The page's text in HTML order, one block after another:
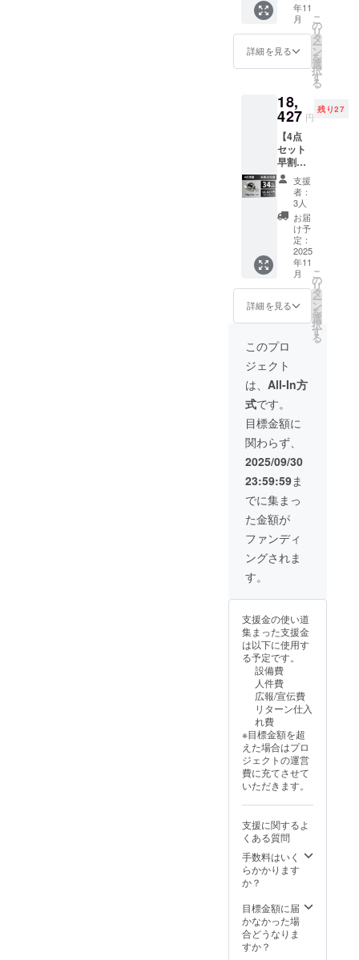
です。
※デザイ
ン・仕
様は変
ざいま
す。ご
了承く
ださ
い。 ※
ご注文
状況、
使用部
材の供
給状
況、製
造工程
上の都
合等に
より出
が遅れ
る場合
ます。
クの3色
からお
選びい
ただけ
※ 送料
は全国
一律無
料 ※ 割
引率は
一般販
売予定
価格に
送料を
含む合
計金額
に対す
るもの
です。
※デザイ
ン・仕
様は変
性もご
す。ご
了承く
い。 ※
ご注文
状況、
使用部
材の供
況、製
造工程
上の都
合等に
より出
荷時期
が遅れ
ます。
内容】
・多機
能スタ
ンド
「MagP
osi」本
メタル
リング
×2 ・メ
タルス
テッ
カー×2
・カラ
ビナ×2
※カラー
は、ホ
ワイ
ト・グ
レー・
ブラッ
クの3色
からお
選びい
※ 消費
税込み
※ 送料
は全国
一律無
料 ※ 割
引率は
一般販
売予定
価格に
送料を
含む合
計金額
に対す
るもの
です。
※デザイ
ン・仕
る可能
性もご
ざいま
す。ご
了承く
ださ
い。 ※
ご注文
状況、
使用部
材の供
給状
況、製
造工程
上の都
合等に
より出
が遅れ
る場合
があり
ます。
年11
月
詳細を見る
こ
の
リ
タ
ー
ン
を
選
択
す
る
18,
427 円
残り27
【4点
セット
早割】
多機能
スタン
「MagP
osi」×4
セット
【リ
ターン
内容】
・多機
能スタ
ンド
「MagP
osi」本
体×4 ・
メタル
リング
×4 ・メ
タルス
テッ
カー×4
・カラ
ビナ×4
※カラー
は、ホ
ワイ
ト・グ
レー・
ブラッ
クの3色
からお
ます。
税込み
※ 送料
は全国
一律無
料 ※ 割
引率は
一般販
売予定
送料を
含む合
計金額
に対す
るもの
です。
ン・仕
様は変
更にな
る可能
性もご
す。ご
了承く
ださ
い。 ※
支援
者：
3人
お届
け予
定：
2025
年11
月
詳細を見る
こ
の
リ
タ
ー
ン
を
選
択
す
る
このプロ
ジェクト
は、 All-In方
式です。
目標金額に
関わらず、
2025/09/30
23:59:59ま
でに集まっ
た金額が
ファンディ
ングされま
す。
支援金の使い道
集まった支援金
は以下に使用す
る予定です。
設備費
人件費
広報/宣伝費
リターン仕入
れ費
※目標金額を超
えた場合はプロ
ジェクトの運営
費に充てさせて
いただきます。
支援に関するよ
くある質問
手数料はいく
らかかります
か？
目標金額に届
かなかった場
合どうなりま
すか？